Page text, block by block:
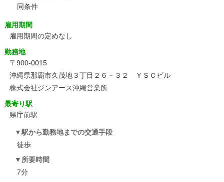
同条件
雇用期間
雇用期間の定めなし
勤務地
〒900-0015
沖縄県那覇市久茂地３丁目２６－３２ ＹＳＣビル
株式会社ジンアース沖縄営業所
最寄り駅
県庁前駅
駅から勤務地までの交通手段
徒歩
所要時間
7分